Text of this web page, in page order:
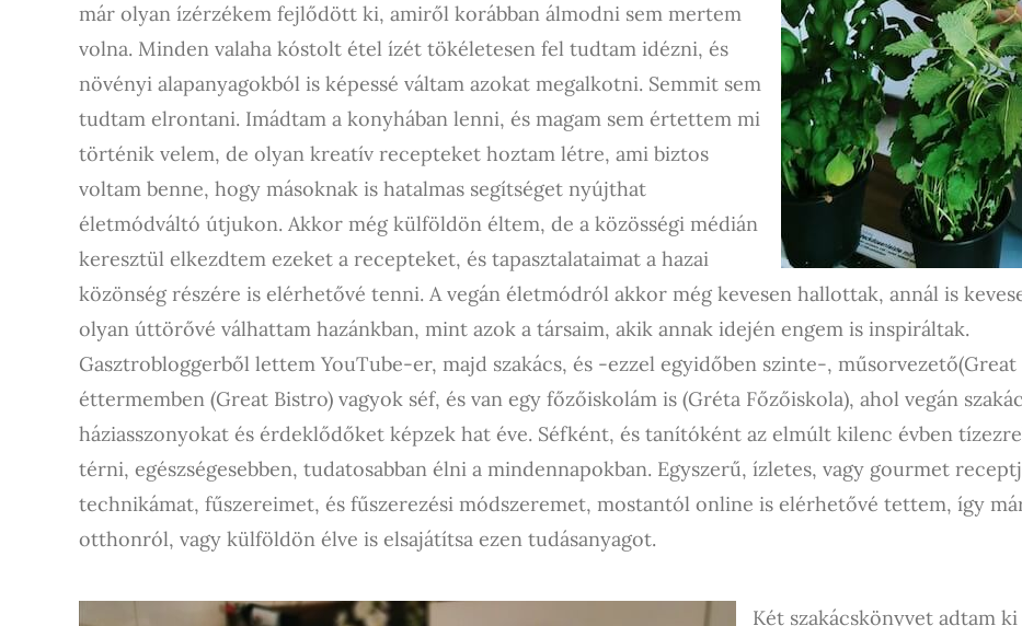
már olyan ízérzékem fejlődött ki, amiről korábban álmodni sem mertem
volna. Minden valaha kóstolt étel ízét tökéletesen fel tudtam idézni, és
növényi alapanyagokból is képessé váltam azokat megalkotni. Semmit sem
tudtam elrontani. Imádtam a konyhában lenni, és magam sem értettem mi
történik velem, de olyan kreatív recepteket hoztam létre, ami biztos
voltam benne, hogy másoknak is hatalmas segítséget nyújthat
életmódváltó útjukon. Akkor még külföldön éltem, de a közösségi médián
keresztül elkezdtem ezeket a recepteket, és tapasztalataimat a hazai
közönség részére is elérhetővé tenni. A vegán életmódról akkor még kevesen hallottak, annál is
olyan úttörővé válhattam hazánkban, mint azok a társaim, akik annak idején engem is inspiráltak.
Gasztrobloggerből lettem YouTube-er, majd szakács, és -ezzel egyidőben szinte-, műsorvezető(Great
éttermemben (Great Bistro) vagyok séf, és van egy főzőiskolám is (Gréta Főzőiskola), ahol vegán
háziasszonyokat és érdeklődőket képzek hat éve. Séfként, és tanítóként az elmúlt kilenc évben
térni, egészségesebben, tudatosabban élni a mindennapokban. Egyszerű, ízletes, vagy gourmet
technikámat, fűszereimet, és fűszerezési módszeremet, mostantól online is elérhetővé tettem, így
otthonról, vagy külföldön élve is elsajátítsa ezen tudásanyagot.
Két szakácskönyvet adtam